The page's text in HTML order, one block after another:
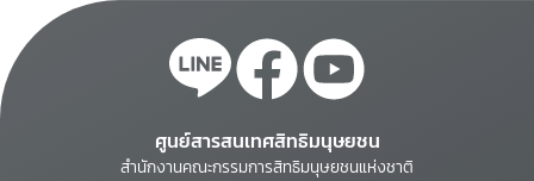
ศูนย์สารสนเทศสิทธิมนุษยชน
สำนักงานคณะกรรมการสิทธิมนุษยชนแห่งชาติ